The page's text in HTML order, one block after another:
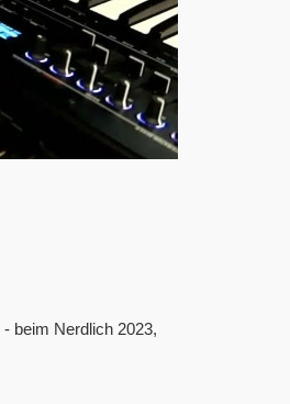
beim Nerdlich 2023,